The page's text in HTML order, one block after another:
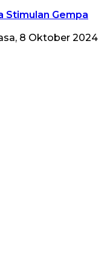
Stimulan Gempa
8 Oktober 2024